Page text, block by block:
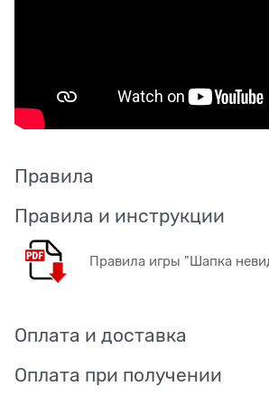
Правила
Правила и инструкции
Правила игры "Шапка
Оплата и доставка
Оплата при получении